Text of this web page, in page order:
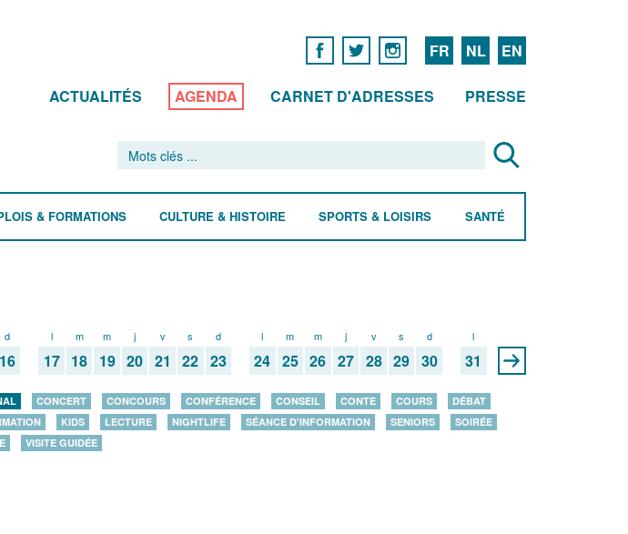
FR NL EN
ACTUALITÉS AGENDA CARNET D'ADRESSES PRESSE
& FORMATIONS CULTURE & HISTOIRE SPORTS & LOISIRS SANTÉ
d
16
l
17
m
18
m
19
j
20
v
21
s
22
d
23
l
24
m
25
m
26
j
27
v
28
s
29
d
30
l
31
CONCERT CONCOURS CONFÉRENCE CONSEIL CONTE COURS
DÉBAT
KIDS LECTURE NIGHTLIFE SÉANCE D'INFORMATION SENIORS
SOIRÉE
VISITE GUIDÉE